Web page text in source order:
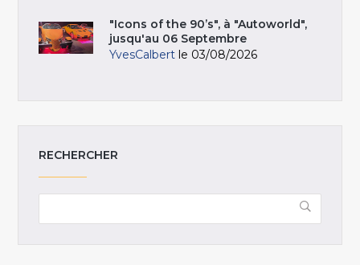
"Icons of the 90’s", à "Autoworld",
jusqu'au 06 Septembre
YvesCalbert le 03/08/2026
RECHERCHER